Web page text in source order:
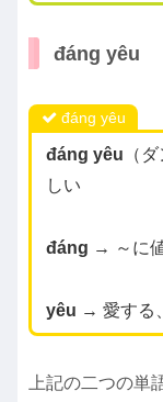
đáng yêu
đáng yêu
đáng yêu （
しい
đáng → ～に
yêu → 愛する
上記の二つの単